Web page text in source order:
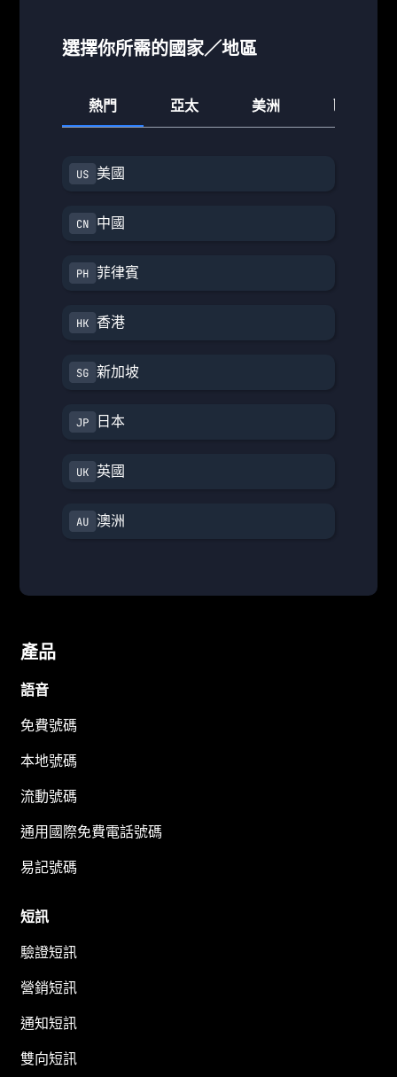
選擇你所需的國家／地區
熱門 亞太 美洲 歐洲
美國
中國
菲律賓
香港
新加坡
日本
英國
澳洲
產品
語音
免費號碼
本地號碼
流動號碼
通用國際免費電話號碼
易記號碼
短訊
驗證短訊
營銷短訊
通知短訊
雙向短訊